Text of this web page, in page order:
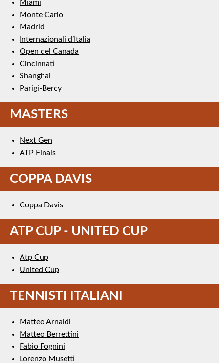
Miami
Monte Carlo
Madrid
Internazionali d’Italia
Open del Canada
Cincinnati
Shanghai
Parigi-Bercy
MASTERS
Next Gen
ATP Finals
COPPA DAVIS
Coppa Davis
ATP CUP - UNITED CUP
Atp Cup
United Cup
TENNISTI ITALIANI
Matteo Arnaldi
Matteo Berrettini
Fabio Fognini
Lorenzo Musetti